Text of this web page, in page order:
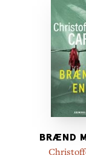
BRÆND